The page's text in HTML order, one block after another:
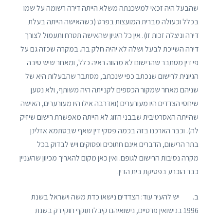
שהבעל היה זכאי למשכנתה משלא הייתה דירה רשומה על שמו
בכלל וכעולה מברית המועצות בפרט (כשהאישה הייתה בעלת
דירה וניצלה זכות זו). אין כל היגיון שהאישה תטרח ותעמול לצורך
דירה השייכת לבעל ושלה לא יהיה חלק בה. במקרה שכזה גם על
פי דין מסתבר שהרישום לא מהווה ראיה כלל, ומאחר שיש סיבה
הגיונית לרישום שנכתב כפי שנכתב, מסתבר שהבעלות היא של
שניהם מאחר שמקור הכספים לקנייתה היה משותף, ולא נטען
שיחסי הצדדים היו מעורערים (ואדרבה אילו היו מעורערים, האישה
שהייתה האסרטיבית שבבני הזוג לא הייתה מאפשרת רישום שיזיק
לה). וכבר הארכנו בזה בכמה פסקי דין שאף שבסתמא אזלינן
בתר הרישום, הדברים אינם חתוכים ופסוקים ויש לבדוק בכל
מקרה נסיבות הרישום לגופם. ואין כאן מקום להאריך מכיוון שהעניין
כבר הוכרע בפסיקת בית הדין.
ב. יש להעיר עוד: הצדדים נישאו כדת משה וישראל בשנת
1996 בנישואין פרטיים, נישואיהם קיבלו תוקף חוקי רק בשנת